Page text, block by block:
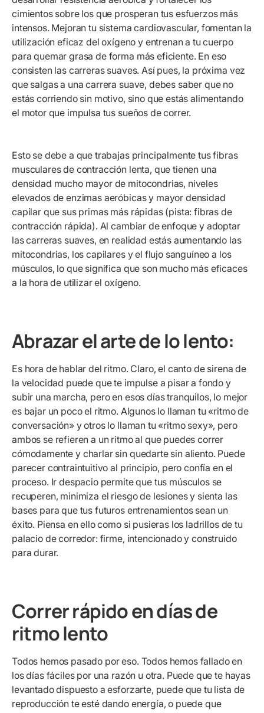
cimientos sobre los que prosperan tus esfuerzos más
intensos. Mejoran tu sistema cardiovascular, fomentan la
utilización eficaz del oxígeno y entrenan a tu cuerpo
para quemar grasa de forma más eficiente. En eso
consisten las carreras suaves. Así pues, la próxima vez
que salgas a una carrera suave, debes saber que no
estás corriendo sin motivo, sino que estás alimentando
el motor que impulsa tus sueños de correr.
Esto se debe a que trabajas principalmente tus fibras
musculares de contracción lenta, que tienen una
densidad mucho mayor de mitocondrias, niveles
elevados de enzimas aeróbicas y mayor densidad
capilar que sus primas más rápidas (pista: fibras de
contracción rápida). Al cambiar de enfoque y adoptar
las carreras suaves, en realidad estás aumentando las
mitocondrias, los capilares y el flujo sanguíneo a los
músculos, lo que significa que son mucho más eficaces
a la hora de utilizar el oxígeno.
Abrazar el arte de lo lento:
Es hora de hablar del ritmo. Claro, el canto de sirena de
la velocidad puede que te impulse a pisar a fondo y
subir una marcha, pero en esos días tranquilos, lo mejor
es bajar un poco el ritmo. Algunos lo llaman tu «ritmo de
conversación» y otros lo llaman tu «ritmo sexy», pero
ambos se refieren a un ritmo al que puedes correr
cómodamente y charlar sin quedarte sin aliento. Puede
parecer contraintuitivo al principio, pero confía en el
proceso. Ir despacio permite que tus músculos se
recuperen, minimiza el riesgo de lesiones y sienta las
bases para que tus futuros entrenamientos sean un
éxito. Piensa en ello como si pusieras los ladrillos de tu
palacio de corredor: firme, intencionado y construido
para durar.
Correr rápido en días de
ritmo lento
Todos hemos pasado por eso. Todos hemos fallado en
los días fáciles por una razón u otra. Puede que te hayas
levantado dispuesto a esforzarte, puede que tu lista de
reproducción te esté dando energía, o puede que